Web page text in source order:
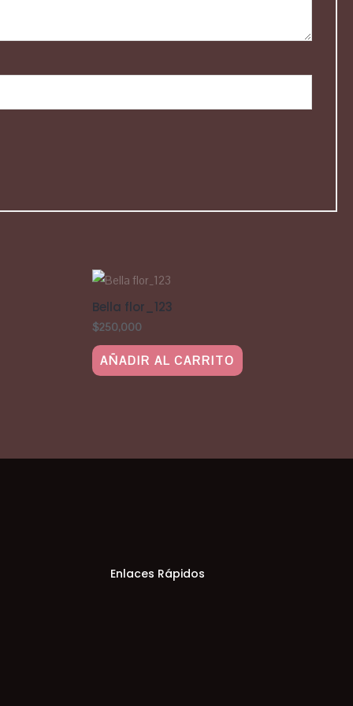
Bella flor_123
$250,000
AÑADIR AL CARRITO
Enlaces Rápidos